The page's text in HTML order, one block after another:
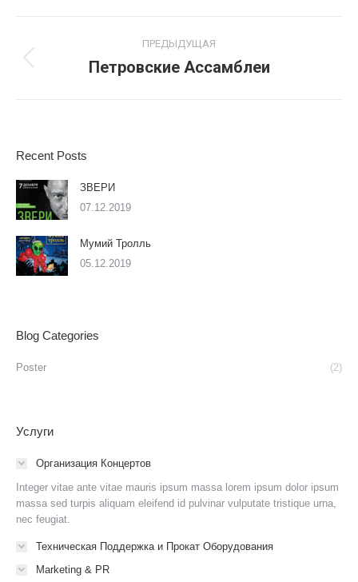
Навигация
по
ПРЕДЫДУЩАЯ
Предыдущий
Петровские Ассамблеи
Recent Posts
ЗВЕРИ
07.12.2019
Мумий Тролль
05.12.2019
Blog Categories
Poster (2)
Услуги
Организация Концертов
Integer vitae ante vitae mauris ipsum massa lorem ipsum dolor ipsum
massa sed turpis aliquam eleifend id pulvinar vulputate tristique urna,
nec feugiat.
Техническая Поддержка и Прокат Оборудования
Marketing & PR